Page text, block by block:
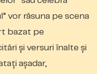
vor răsuna pe scena
bazat pe
și versuri înalte și
așadar,